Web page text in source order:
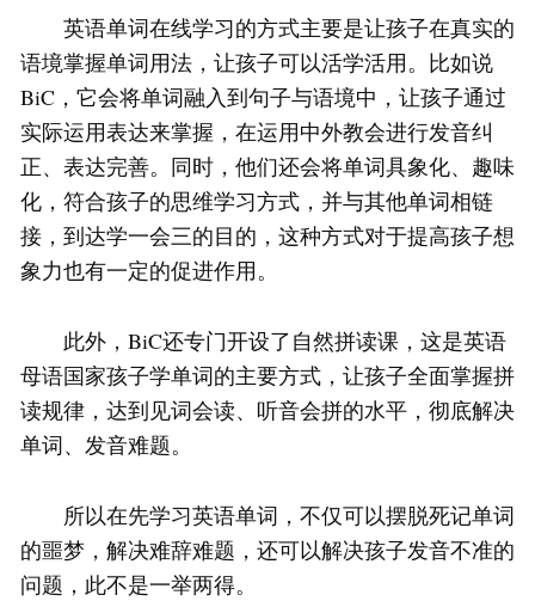
英语单词在线学习的方式主要是让孩子在真实的
语境掌握单词用法，让孩子可以活学活用。比如说
BiC，它会将单词融入到句子与语境中，让孩子通过
实际运用表达来掌握，在运用中外教会进行发音纠
正、表达完善。同时，他们还会将单词具象化、趣味
化，符合孩子的思维学习方式，并与其他单词相链
接，到达学一会三的目的，这种方式对于提高孩子想
象力也有一定的促进作用。
此外，BiC还专门开设了自然拼读课，这是英语
母语国家孩子学单词的主要方式，让孩子全面掌握拼
读规律，达到见词会读、听音会拼的水平，彻底解决
单词、发音难题。
所以在先学习英语单词，不仅可以摆脱死记单词
的噩梦，解决难辞难题，还可以解决孩子发音不准的
问题，此不是一举两得。